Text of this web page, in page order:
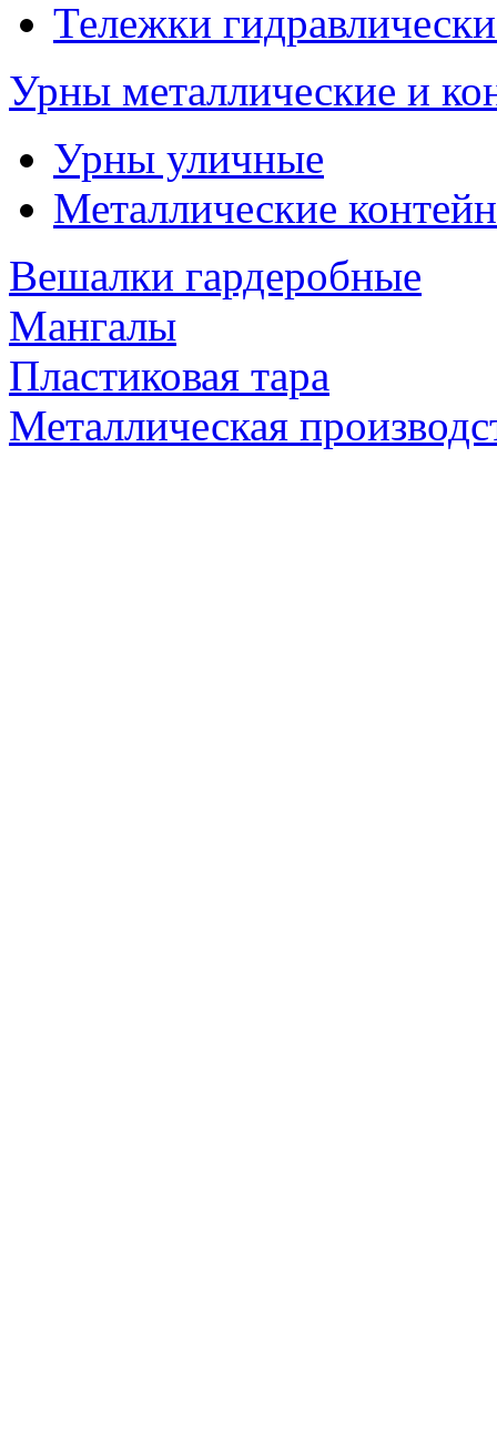
Тележки
Урны металлические и
Урны уличные
Металлические
Вешалки гардеробные
Мангалы
Пластиковая тара
Металлическая